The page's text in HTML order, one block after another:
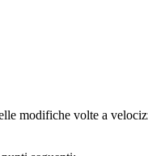
modifiche volte a